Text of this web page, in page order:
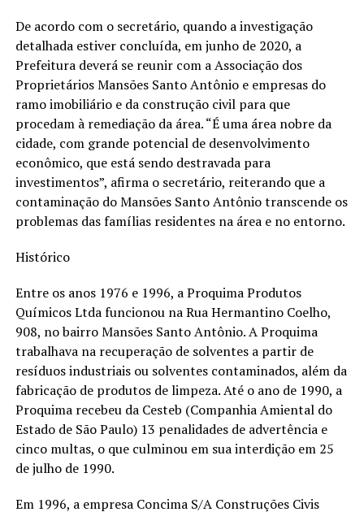
De acordo com o secretário, quando a investigação
detalhada estiver concluída, em junho de 2020, a
Prefeitura deverá se reunir com a Associação dos
Proprietários Mansões Santo Antônio e empresas do
ramo imobiliário e da construção civil para que
procedam à remediação da área. “É uma área nobre da
cidade, com grande potencial de desenvolvimento
econômico, que está sendo destravada para
investimentos”, afirma o secretário, reiterando que a
contaminação do Mansões Santo Antônio transcende os
problemas das famílias residentes na área e no entorno.
Histórico
Entre os anos 1976 e 1996, a Proquima Produtos
Químicos Ltda funcionou na Rua Hermantino Coelho,
908, no bairro Mansões Santo Antônio. A Proquima
trabalhava na recuperação de solventes a partir de
resíduos industriais ou solventes contaminados, além da
fabricação de produtos de limpeza. Até o ano de 1990, a
Proquima recebeu da Cesteb (Companhia Amiental do
Estado de São Paulo) 13 penalidades de advertência e
cinco multas, o que culminou em sua interdição em 25
de julho de 1990.
Em 1996, a empresa Concima S/A Construções Civis